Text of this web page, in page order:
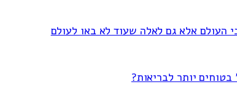
העולם אלא גם לאלה שעוד לא באו לעולם
יותר לבריאות?